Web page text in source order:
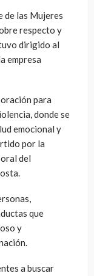
de las Mujeres
respecto y
dirigido al
empresa
para
donde se
emocional y
por la
del
que
y
a buscar